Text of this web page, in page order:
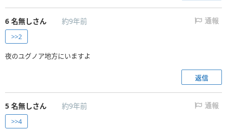
6 名無しさん 約9年前 通報
>>2
夜のユグノア地方にいますよ
返信
5 名無しさん 約9年前 通報
>>4